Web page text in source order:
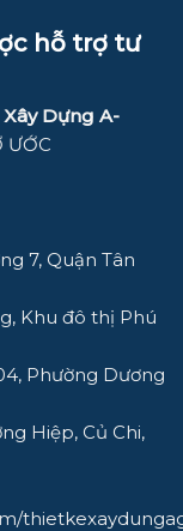
hỗ trợ tư
Xây Dựng A-
ƯỚC
7, Quận Tân
Khu đô thị Phú
Phường Dương
Hiệp, Củ Chi,